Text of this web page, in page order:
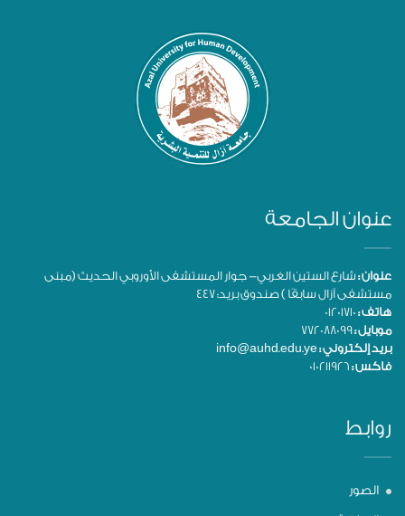
عنوان الجامعة
عنوان :شارع الستين الغربي- جوار المستشفى الأوروبي الحديث (مبنى
مستشفى آزال سابقًا ) صندوق بريد: 447
هاتف :
موبايل :
بريد إلكتروني :
فاكس :
روابط
الصور